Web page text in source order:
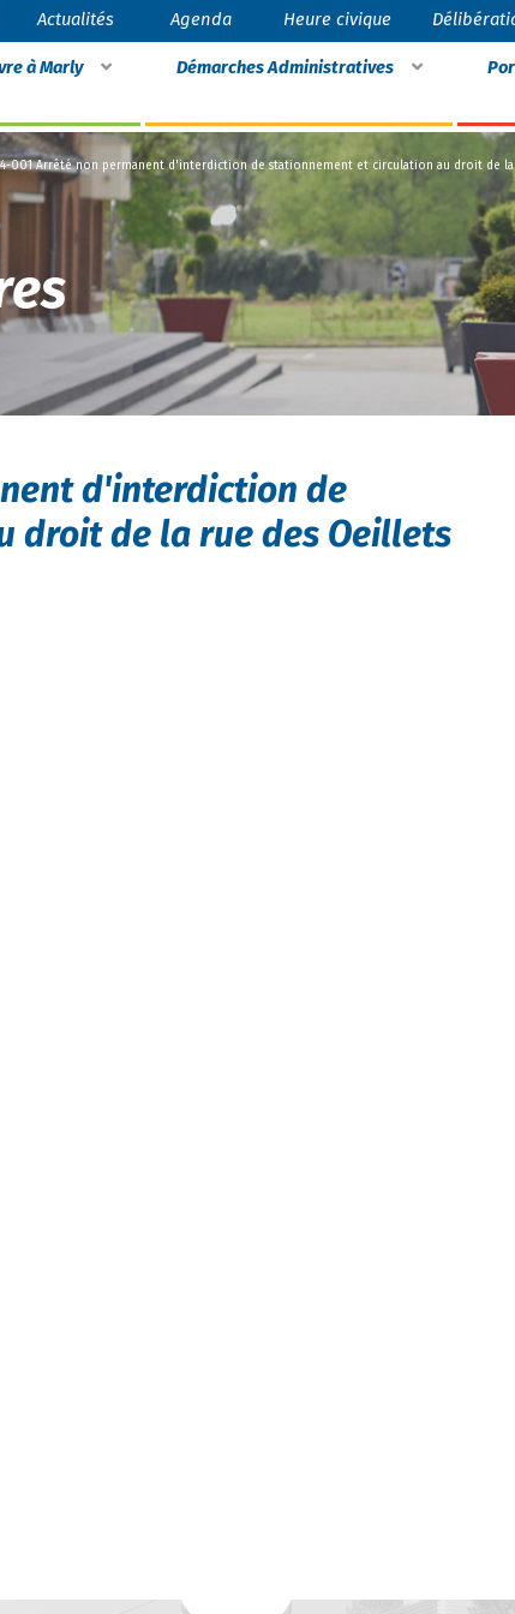
Actualités Agenda Heure civique
à Marly Démarches Administratives
001 Arrêté non permanent d'interdiction de stationnement et circulation au droit de
d'interdiction de
droit de la rue des Oeillets